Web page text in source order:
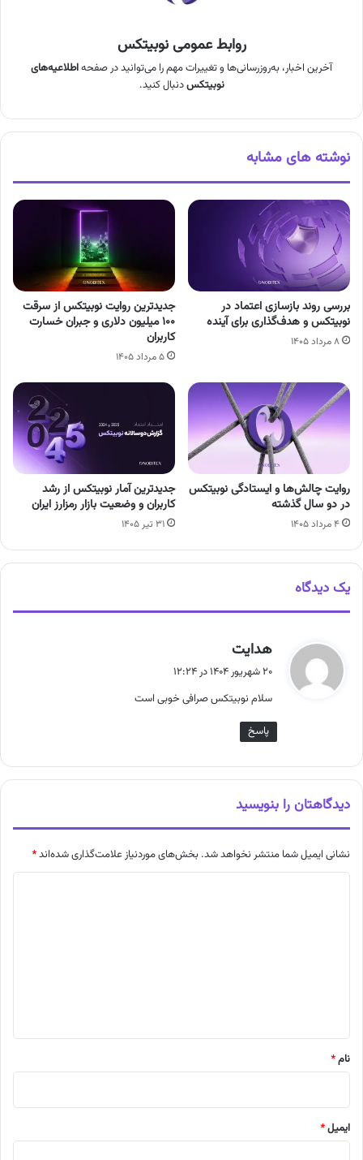
روابط عمومی نوبیتکس
آخرین اخبار، به‌روزرسانی‌ها و تغییرات مهم را می‌توانید در صفحهاطلاعیه‌های
نوبیتکسدنبال کنید.
نوشته های مشابه
بررسی روند بازسازی اعتماد در
نوبیتکس و هدف‌گذاری برای آینده
۸ مرداد ۱۴۰۵
جدیدترین روایت نوبیتکس از سرقت
۱۰۰ میلیون دلاری و جبران خسارت
کاربران
۵ مرداد ۱۴۰۵
روایت چالش‌ها و ایستادگی نوبیتکس
در دو سال گذشته
۴ مرداد ۱۴۰۵
جدیدترین آمار نوبیتکس از رشد
کاربران و وضعیت بازار رمزارز ایران
۳۱ تیر ۱۴۰۵
یک دیدگاه
هدایت
ف
:
۲۰ شهریور ۱۴۰۴ در ۱۲:۲۴
سلام نوبیتکس صرافی خوبی است
پاسخ
دیدگاهتان را بنویسید
نشانی ایمیل شما منتشر نخواهد شد. بخش‌های موردنیاز علامت‌گذاری شده‌اند*
نام*
ایمیل*